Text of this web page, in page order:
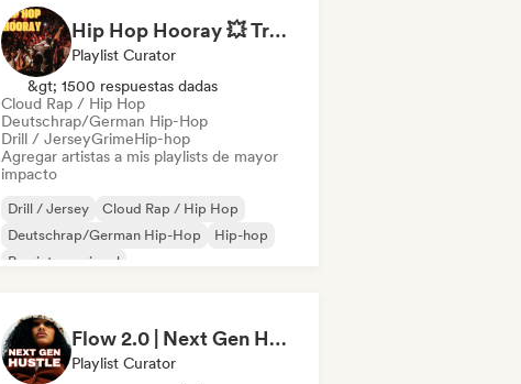
Hip Hop Hooray 💥 Trap, Hype & Party Rap Bangers
Playlist Curator
&gt; 1500 respuestas dadas
Cloud Rap / Hip Hop
Deutschrap/German Hip-Hop
Drill / JerseyGrimeHip-hop
Agregar artistas a mis playlists de mayor
impacto
Drill / Jersey
Cloud Rap / Hip Hop
Deutschrap/German Hip-Hop
Hip-hop
Rap internacional
Rap francés
Flow 2.0 | Next Gen Hustle
Playlist Curator